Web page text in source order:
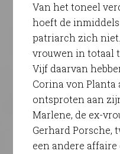
Van het toneel
hoeft de
patriarch zich
vrouwen in totaal
Vijf daarvan
Corina von Planta
ontsproten aan
Marlene, de ex-
Gerhard Porsche,
een andere